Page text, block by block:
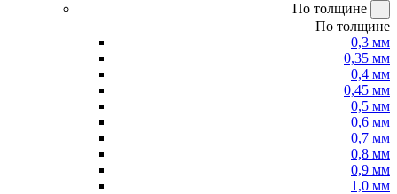
По толщине
По толщине
0,3 мм
0,35 мм
0,4 мм
0,45 мм
0,5 мм
0,6 мм
0,7 мм
0,8 мм
0,9 мм
1,0 мм